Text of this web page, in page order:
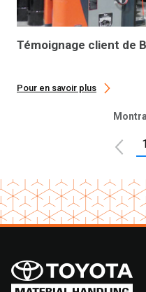
Témoignage client de
Pour en savoir plus
1